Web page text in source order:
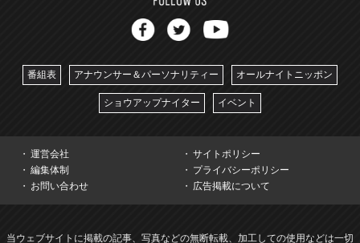
番組表 アナウンサー＆パーソナリティー オールナイトニッポン
ショウアップナイター イベント
運営会社
サイトポリシー
編集体制
プライバシーポリシー
お問い合わせ
広告掲載について
当ウェブサイトに掲載の記事、写真などの無断転載、加工しての使用などは一切